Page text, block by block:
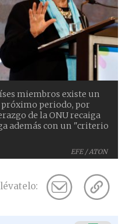
EFE / ATON
miembros existe un
próximo periodo, por
de la ONU recaiga
además con un "criterio